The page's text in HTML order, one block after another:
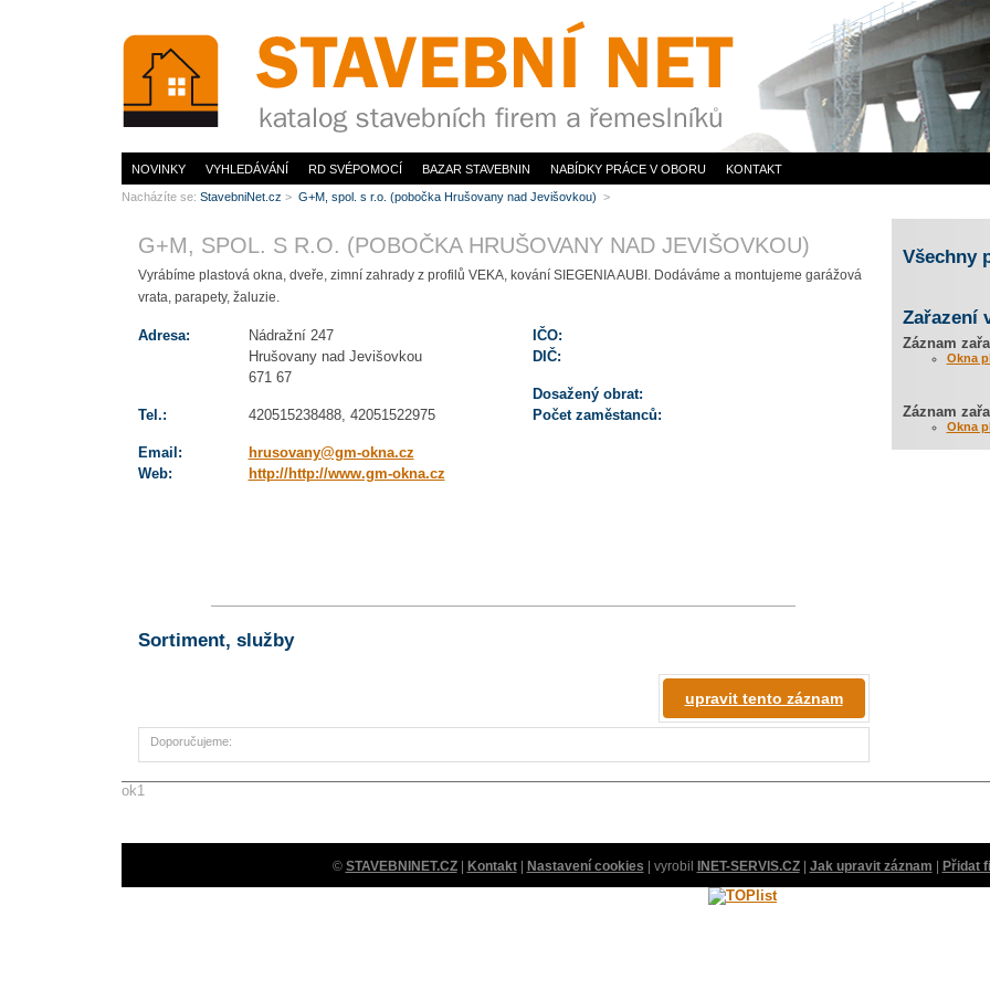
G+M, SPOL. S R.O. (POBOČKA HRUŠOVANY NAD JEVIŠOVKOU)
Vyrábíme plastová okna, dveře, zimní zahrady z profilů VEKA, kování SIEGENIA AUBI. Dodáváme a montujeme garážová
vrata, parapety, žaluzie.
Adresa:
Nádražní 247
Hrušovany nad Jevišovkou
671 67
Tel.: 420515238488, 42051522975
Email:
hrusovany@gm-okna.cz
Web:
http://http://www.gm-okna.cz
IČO:
DIČ:
Dosažený obrat:
Počet zaměstanců:
Sortiment, služby
upravit tento záznam
Doporučujeme:
Všechny
Zařazení
Záznam
Okna
Záznam
Okna
ok1
NOVINKY VYHLEDÁVÁNÍ RD SVÉPOMOCÍ BAZAR STAVEBNIN NABÍDKY PRÁCE V OBORU KONTAKT
Nacházíte se: StavebniNet.cz > G+M, spol. s r.o. (pobočka Hrušovany nad Jevišovkou) >
© STAVEBNINET.CZ| Kontakt| Nastavení cookies | vyrobil INET-SERVIS.CZ| Jak upravit záznam Přidat